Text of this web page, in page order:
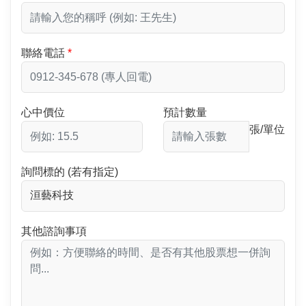
聯絡電話
心中價位
預計數量
張/單位
詢問標的 (若有指定)
其他諮詢事項